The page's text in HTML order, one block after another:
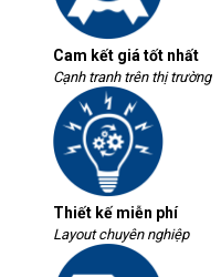
Cam kết giá tốt nhất
Cạnh tranh trên thị trường
Thiết kế miễn phí
Layout chuyên nghiệp